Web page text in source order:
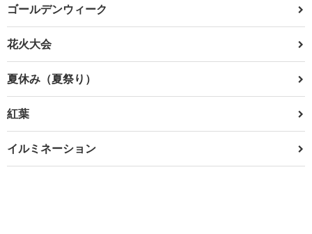
ゴールデンウィーク
花火大会
夏休み（夏祭り）
紅葉
イルミネーション